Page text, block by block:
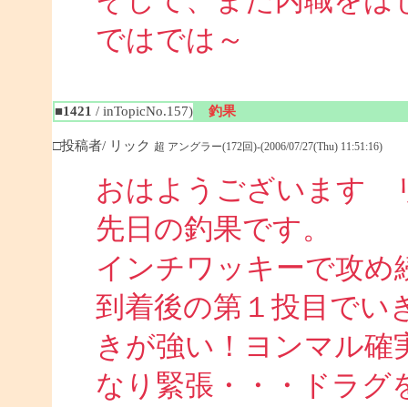
ではでは～
■1421 / inTopicNo.157) 釣果
□投稿者/ リック 超 アングラー(172回)-(2006/07/27(Thu) 11:51:16)
おはようございます
先日の釣果です。
インチワッキーで攻め
到着後の第１投目でい
きが強い！ヨンマル確
なり緊張・・・ドラグ